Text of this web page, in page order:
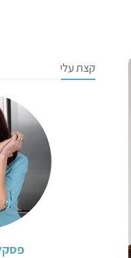
קצת עלי